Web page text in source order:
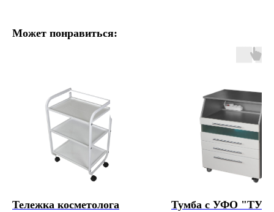
Может понравиться:
Тележка косметолога
Тумба с УФО "ТУ-